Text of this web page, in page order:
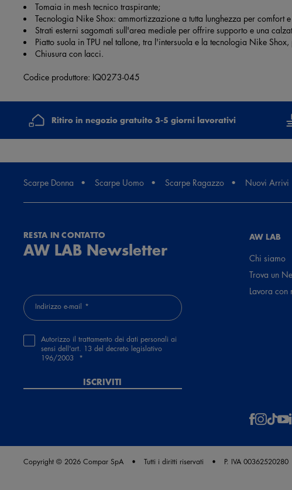
Tomaia in mesh tecnico traspirante;
Tecnologia Nike Shox: ammortizzazione a tutta lunghezza per comfort
Strati esterni sagomati sull'area mediale per offrire supporto e una
Piatto suola in TPU nel tallone, tra l'intersuola e la tecnologia Nike
Chiusura con lacci.
Codice produttore: IQ0273-045
Ritiro in negozio gratuito 3-5 giorni lavorativi
Scarpe Donna Scarpe Uomo Scarpe Ragazzo Nuovi Arrivi
RESTA IN CONTATTO
AW LAB Newsletter
Indirizzo e-mail
Autorizzo il trattamento dei dati personali ai
sensi dell'art. 13 del decreto legislativo
196/2003
ISCRIVITI
AW LAB
Chi siamo
Trova un
Lavora con
Copyright © 2026 Compar SpA Tutti i diritti riservati P. IVA 00362520280